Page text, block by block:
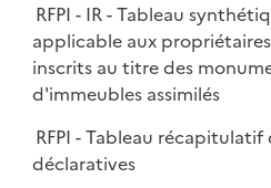
RFPI - IR - Tableau
applicable aux
inscrits au titre des
d'immeubles assimilés
RFPI - Tableau
déclaratives